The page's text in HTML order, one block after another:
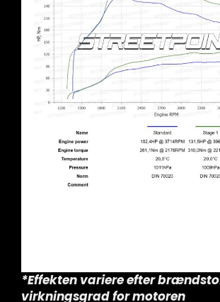
*Effekten variere efter
virkningsgrad for motoren